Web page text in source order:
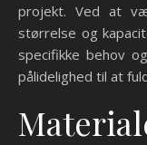
projekt. Ved at
størrelse og
specifikke behov
pålidelighed til at